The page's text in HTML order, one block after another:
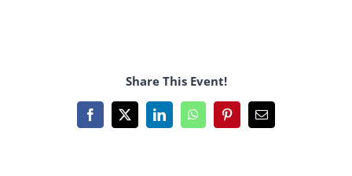
Share This Event!
FacebookTwitterLinkedInWhatsAppPinterestCorreo
electrónico